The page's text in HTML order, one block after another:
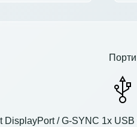
Порти
/ G-SYNC 1x